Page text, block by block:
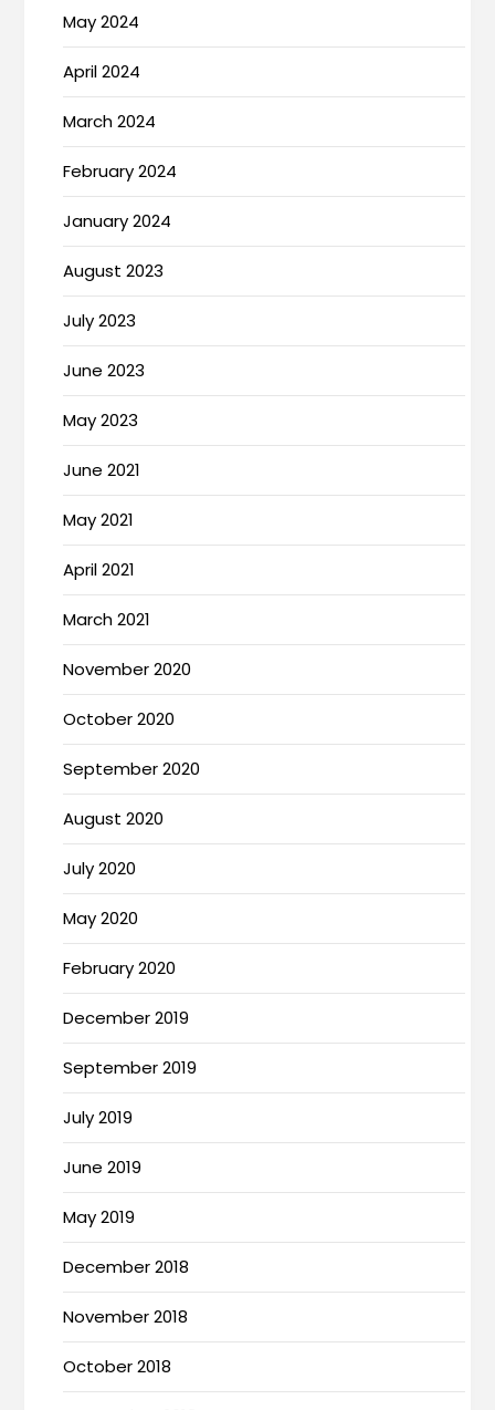
May 2024
April 2024
March 2024
February 2024
January 2024
August 2023
July 2023
June 2023
May 2023
June 2021
May 2021
April 2021
March 2021
November 2020
October 2020
September 2020
August 2020
July 2020
May 2020
February 2020
December 2019
September 2019
July 2019
June 2019
May 2019
December 2018
November 2018
October 2018